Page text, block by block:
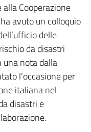
Cooperazione
avuto un colloquio
delle
da disastri
una nota dalla
l’occasione per
italiana nel
disastri e